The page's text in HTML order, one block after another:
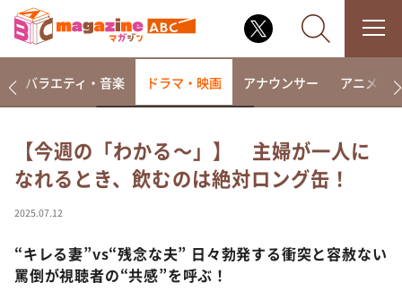
なるみ・岡村の過ぎるTV
相席食堂
～人生密着トークバラエティ！～ やすとものいたっ
て真剣です
バラエティ・音楽 ドラマ・映画 アナウンサー アニメ・
【今週の「わかる～」】 主婦が一人に
なれるとき、飲むのは絶対ロング缶！
2025.07.12
“キレる妻”vs“残念な夫” 日々勃発する衝突と容赦ない
罵倒が視聴者の“共感”を呼ぶ！